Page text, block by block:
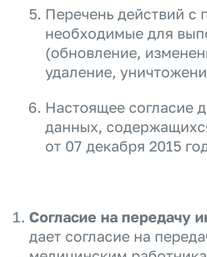
Перечень действий с
необходимые для
(обновление,
удаление,
Настоящее согласие
данных,
от 07 декабря 2015
Согласие на передачу
дает согласие на